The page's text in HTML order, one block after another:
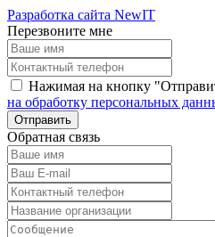
Разработка сайта NewIT
Перезвоните мне
Нажимая на кнопку
на обработку персональных
Обратная связь